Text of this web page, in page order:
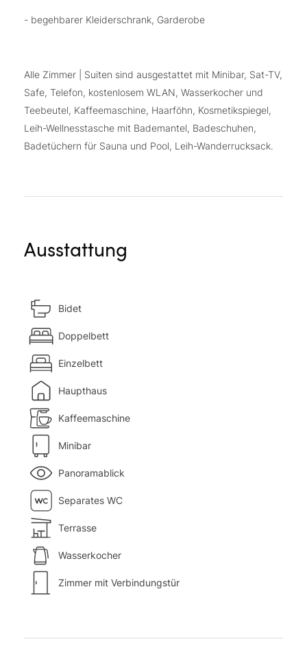
- begehbarer Kleiderschrank, Garderobe
Alle Zimmer | Suiten sind ausgestattet mit Minibar, Sat-TV,
Safe, Telefon, kostenlosem WLAN, Wasserkocher und
Teebeutel, Kaffeemaschine, Haarföhn, Kosmetikspiegel,
Leih-Wellnesstasche mit Bademantel, Badeschuhen,
Badetüchern für Sauna und Pool, Leih-Wanderrucksack.
Ausstattung
Bidet
Doppelbett
Einzelbett
Haupthaus
Kaffeemaschine
Minibar
Panoramablick
Separates WC
Terrasse
Wasserkocher
Zimmer mit Verbindungstür